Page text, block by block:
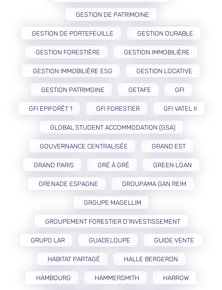
GESTION DE PATRIMOINE
GESTION DE PORTEFEUILLE GESTION DURABLE
GESTION FORESTIÈRE GESTION IMMOBILIÈRE
GESTION IMMOBILIÈRE ESG GESTION LOCATIVE
GESTION PATRIMOINE GETAFE GFI
GFI EPIFORÊT 1 GFI FORESTIER GFI VATEL II
GLOBAL STUDENT ACCOMMODATION (GSA)
GOUVERNANCE CENTRALISÉE GRAND EST
GRAND PARIS GRÉ À GRÉ GREEN LOAN
GRENADE ESPAGNE GROUPAMA GAN REIM
GROUPE MAGELLIM
GROUPEMENT FORESTIER D’INVESTISSEMENT
GRUPO LAR GUADELOUPE GUIDE VENTE
HABITAT PARTAGÉ HALLE BERGERON
HAMBOURG HAMMERSMITH HARROW